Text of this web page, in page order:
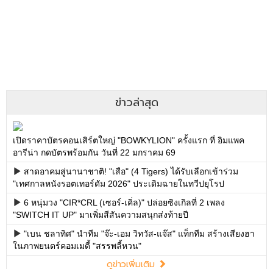
ข่าวล่าสุด
เปิดราคาบัตรคอนเสิร์ตใหญ่ "BOWKYLION" ครั้งแรก ที่ อิมแพค
อารีน่า กดบัตรพร้อมกัน วันที่ 22 มกราคม 69
สาดอาคมสู่นานาชาติ! "เสือ" (4 Tigers) ได้รับเลือกเข้าร่วม
"เทศกาลหนังรอตเทอร์ดัม 2026" ประเดิมฉายในทวีปยุโรป
6 หนุ่มวง "CIR*CRL (เซอร์-เคิ่ล)" ปล่อยซิงเกิลที่ 2 เพลง
"SWITCH IT UP" มาเพิ่มสีสันความสนุกส่งท้ายปี
"เบน ชลาทิศ" นำทีม "จ๊ะ-เอม วิทวัส-แจ๊ส" แท็กทีม สร้างเสียงฮา
ในภาพยนตร์คอมเมดี้ "สรรพลี้หวน"
ดูข่าวเพิ่มเติม